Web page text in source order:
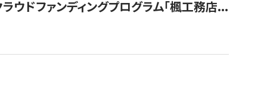
ドファンディングプログラム「楓工務店...